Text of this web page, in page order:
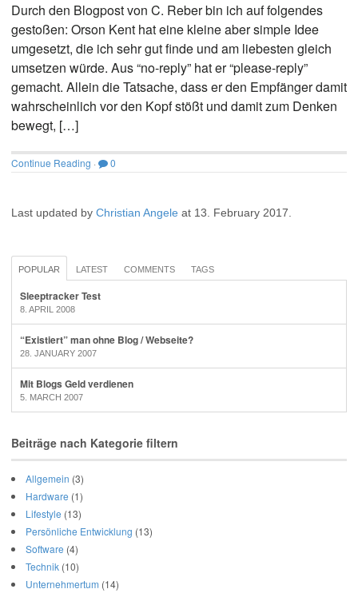
Durch den Blogpost von C. Reber bin ich auf folgendes
gestoßen: Orson Kent hat eine kleine aber simple Idee
umgesetzt, die ich sehr gut finde und am liebesten gleich
umsetzen würde. Aus “no-reply” hat er “please-reply”
gemacht. Allein die Tatsache, dass er den Empfänger damit
wahrscheinlich vor den Kopf stößt und damit zum Denken
bewegt, […]
Continue Reading · 0
Last updated by Christian Angele at 13. February 2017.
POPULAR LATEST COMMENTS TAGS
Sleeptracker Test
8. APRIL 2008
“Existiert” man ohne Blog / Webseite?
28. JANUARY 2007
Mit Blogs Geld verdienen
5. MARCH 2007
Beiträge nach Kategorie filtern
Allgemein (3)
Hardware (1)
Lifestyle (13)
Persönliche Entwicklung (13)
Software (4)
Technik (10)
Unternehmertum (14)